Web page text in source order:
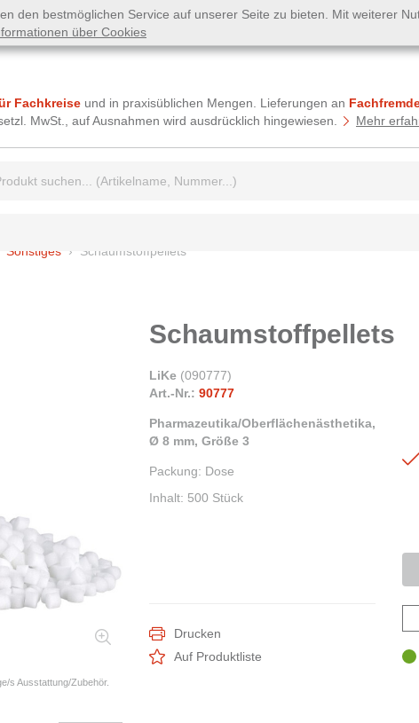
den bestmöglichen Service auf unserer Seite zu bieten. Mit weiterer
über Cookies
Fachkreise und in praxisüblichen Mengen. Lieferungen an
MwSt., auf Ausnahmen wird ausdrücklich hingewiesen. Mehr
Sonstiges Schaumstoffpellets
s Ausstattung/Zubehör.
Schaumstoffpellets
LiKe (090777)
Art.-Nr.: 90777
Pharmazeutika/Oberflächenästhetika,
Ø 8 mm, Größe 3
Packung: Dose
Inhalt: 500 Stück
Drucken
Auf Produktliste